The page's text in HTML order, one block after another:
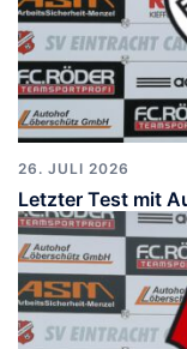
26. JULI 2026
Letzter Test mit